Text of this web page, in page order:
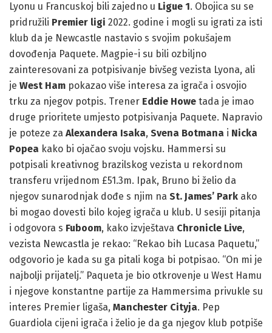
Lyonu u Francuskoj bili zajedno u Ligue 1. Obojica su se
pridružili Premier ligi 2022. godine i mogli su igrati za isti
klub da je Newcastle nastavio s svojim pokušajem
dovođenja Paquete. Magpie-i su bili ozbiljno
zainteresovani za potpisivanje bivšeg vezista Lyona, ali
je West Ham pokazao više interesa za igrača i osvojio
trku za njegov potpis. Trener Eddie Howe tada je imao
druge prioritete umjesto potpisivanja Paquete. Napravio
je poteze za Alexandera Isaka, Svena Botmana i Nicka
Popea kako bi ojačao svoju vojsku. Hammersi su
potpisali kreativnog brazilskog vezista u rekordnom
transferu vrijednom £51.3m. Ipak, Bruno bi želio da
njegov sunarodnjak dođe s njim na St. James’ Park ako
bi mogao dovesti bilo kojeg igrača u klub. U sesiji pitanja
i odgovora s Fuboom, kako izvještava Chronicle Live,
vezista Newcastla je rekao: “Rekao bih Lucasa Paquetu,”
odgovorio je kada su ga pitali koga bi potpisao. “On mi je
najbolji prijatelj.” Paqueta je bio otkrovenje u West Hamu
i njegove konstantne partije za Hammersima privukle su
interes Premier ligaša, Manchester Cityja. Pep
Guardiola cijeni igrača i želio je da ga njegov klub potpiše